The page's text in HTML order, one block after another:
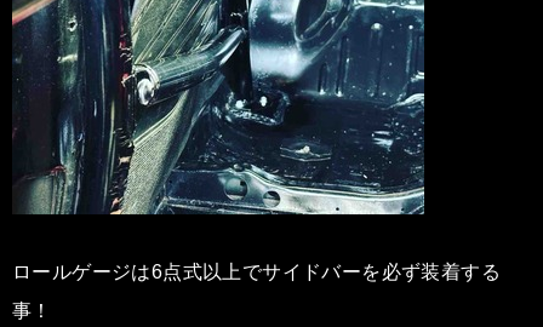
ロールゲージは6点式以上でサイドバーを必ず装着する
事！